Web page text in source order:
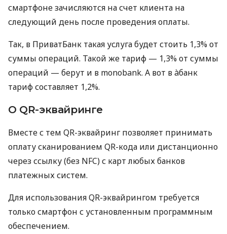
смартфоне зачисляются на счет клиента на
следующий день после проведения оплаты.
Так, в ПриватБанк такая услуга будет стоить 1,3% от
суммы операций. Такой же тариф — 1,3% от суммы
операций — берут и в monobank. А вот в àбанк
тариф составляет 1,2%.
О QR-эквайринге
Вместе с тем QR-эквайринг позволяет принимать
оплату сканированием QR-кода или дистанционно
через ссылку (без NFC) с карт любых банков
платежных систем.
Для использования QR-эквайрингом требуется
только смартфон с установленным программным
обеспечением.